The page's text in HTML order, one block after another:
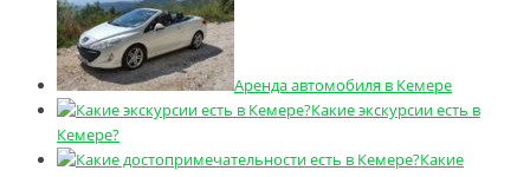
Аренда автомобиля в Кемере
Какие экскурсии есть в
Кемере?
Какие